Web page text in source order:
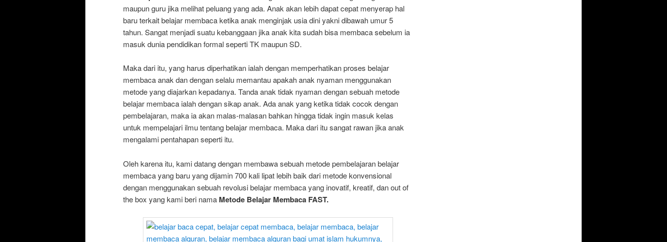
maupun guru jika melihat peluang yang ada. Anak akan lebih dapat cepat menyerap hal
baru terkait belajar membaca ketika anak menginjak usia dini yakni dibawah umur 5
tahun. Sangat menjadi suatu kebanggaan jika anak kita sudah bisa membaca sebelum ia
masuk dunia pendidikan formal seperti TK maupun SD.
Maka dari itu, yang harus diperhatikan ialah dengan memperhatikan proses belajar
membaca anak dan dengan selalu memantau apakah anak nyaman menggunakan
metode yang diajarkan kepadanya. Tanda anak tidak nyaman dengan sebuah metode
belajar membaca ialah dengan sikap anak. Ada anak yang ketika tidak cocok dengan
pembelajaran, maka ia akan malas-malasan bahkan hingga tidak ingin masuk kelas
untuk mempelajari ilmu tentang belajar membaca. Maka dari itu sangat rawan jika anak
mengalami pentahapan seperti itu.
Oleh karena itu, kami datang dengan membawa sebuah metode pembelajaran belajar
membaca yang baru yang dijamin 700 kali lipat lebih baik dari metode konvensional
dengan menggunakan sebuah revolusi belajar membaca yang inovatif, kreatif, dan out of
the box yang kami beri nama Metode Belajar Membaca FAST.